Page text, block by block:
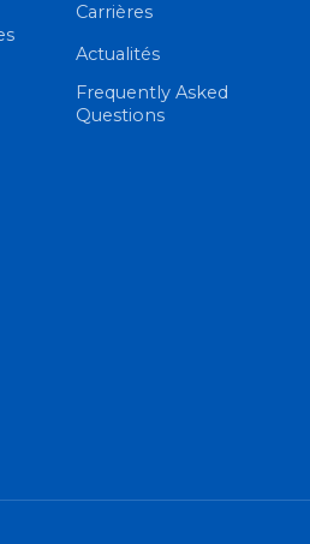
Carrières
Actualités
Frequently Asked
Questions